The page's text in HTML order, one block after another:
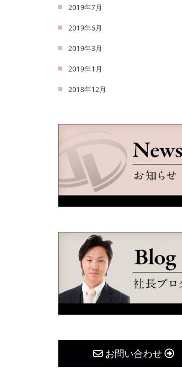
2019年7月
2019年6月
2019年3月
2019年1月
2018年12月
お問い合わせ